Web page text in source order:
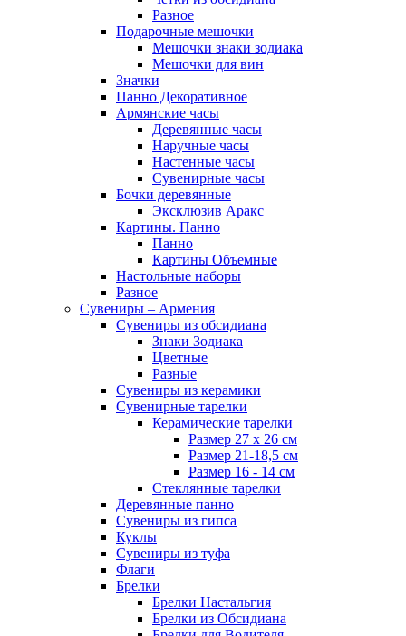
Разное
Подарочные мешочки
Мешочки знаки зодиака
Мешочки для вин
Значки
Панно Декоративное
Армянские часы
Деревянные часы
Наручные часы
Настенные часы
Сувенирные часы
Бочки деревянные
Эксклюзив Аракс
Картины. Панно
Панно
Картины Объемные
Настольные наборы
Разное
Сувениры – Армения
Сувениры из обсидиана
Знаки Зодиака
Цветные
Разные
Сувениры из керамики
Сувенирные тарелки
Керамические тарелки
Размер 27 х 26 см
Размер 21-18,5 см
Размер 16 - 14 см
Стеклянные тарелки
Деревянные панно
Сувениры из гипса
Куклы
Сувениры из туфа
Флаги
Брелки
Брелки Настальгия
Брелки из Обсидиана